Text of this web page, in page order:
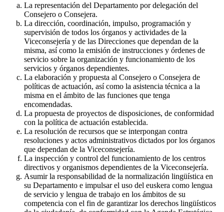
La representación del Departamento por delegación del
Consejero o Consejera.
La dirección, coordinación, impulso, programación y
supervisión de todos los órganos y actividades de la
Viceconsejería y de las Direcciones que dependan de la
misma, así como la emisión de instrucciones y órdenes de
servicio sobre la organización y funcionamiento de los
servicios y órganos dependientes.
La elaboración y propuesta al Consejero o Consejera de
políticas de actuación, así como la asistencia técnica a la
misma en el ámbito de las funciones que tenga
encomendadas.
La propuesta de proyectos de disposiciones, de conformidad
con la política de actuación establecida.
La resolución de recursos que se interpongan contra
resoluciones y actos administrativos dictados por los órganos
que dependan de la Viceconsejería.
La inspección y control del funcionamiento de los centros
directivos y organismos dependientes de la Viceconsejería.
Asumir la responsabilidad de la normalización lingüística en
su Departamento e impulsar el uso del euskera como lengua
de servicio y lengua de trabajo en los ámbitos de su
competencia con el fin de garantizar los derechos lingüísticos